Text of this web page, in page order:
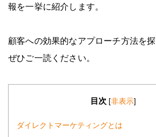
報を一挙に紹介します。
顧客への効果的なアプローチ方法を探
ぜひご一読ください。
目次 [非表示]
ダイレクトマーケティングとは